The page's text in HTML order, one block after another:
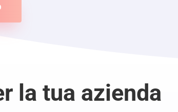
la tua azienda